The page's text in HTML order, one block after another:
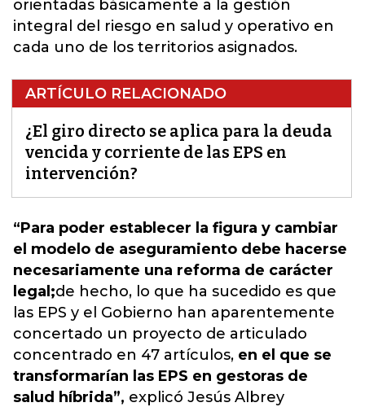
orientadas básicamente a la gestión
integral del riesgo en salud y operativo en
cada uno de los territorios asignados.
ARTÍCULO RELACIONADO
¿El giro directo se aplica para la deuda
vencida y corriente de las EPS en
intervención?
“Para poder establecer la figura y cambiar
el modelo de aseguramiento debe hacerse
necesariamente una reforma de carácter
legal;de hecho, lo que ha sucedido es que
las EPS y el Gobierno han aparentemente
concertado un proyecto de articulado
concentrado en 47 artículos, en el que se
transformarían las EPS en gestoras de
salud híbrida”, explicó Jesús Albrey